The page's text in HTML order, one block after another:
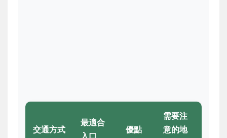
交通方式
最適合
入口
優點
需要注
意的地